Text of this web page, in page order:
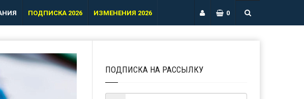
ПОДПИСКА 2026 ИЗМЕНЕНИЯ 2026 0
ПОДПИСКА НА РАССЫЛКУ